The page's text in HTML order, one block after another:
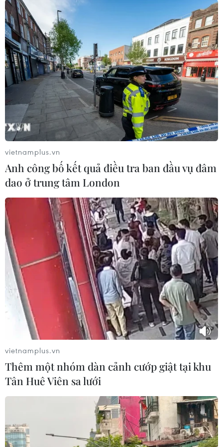
Sự lạc quan về tình hình kinh tế đã phần nào hạ
nhiệt vào mùa Thu này khi cuộc chiến thương
mại của Trump với Trung Quốc gây náo loạn thị
trường.
Tổng thống Mỹ Donald Trump (trái) và Chủ tịch Ngân hàng Dự
trữ Liên bang (Fed) tại Washington, DC. (Nguồn: AFP/TTXVN)
Thích trích dẫn số liệu thống kê việc làm và dự
báo thị trường, Trump đã tỏ ra rất hài lòng với
sự thay đổi. Sau khi làm suy yếu phần lớn hệ
thống tài chính toàn cầu bằng cách áp thuế,
Trump gần đây dường như muốn giảm bớt sự lo
ngại, đạt thỏa thuận "đình chiến thương mại"
với Trung Quốc sau một cuộc gặp ăn tối trong
khuôn khổ Hội nghị thượng đỉnh quốc tế ở
Argentina. Và khi động thái đó chỉ làm tăng
lòng tin trong một thời gian ngắn, Trump đã bắt
đầu một cuộc chiến thất thường trên Tweeter
khiến các thị trường thậm chí bị xáo trộn nhiều
Đầu tiên Trump tuyên bố mình là "Người Thuế"
vietnamplus.vn
Anh công bố kết quả điều tra ban đầu vụ đâm
dao ở trung tâm London
vietnamplus.vn
Thêm một nhóm dàn cảnh cướp giật tại khu
Tân Huê Viên sa lưới